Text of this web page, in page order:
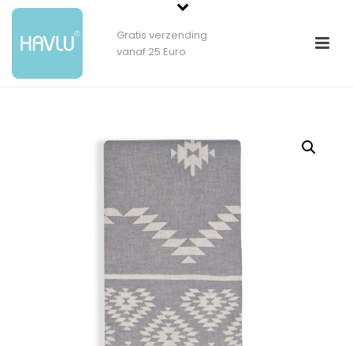
Gratis verzending
vanaf 25 Euro